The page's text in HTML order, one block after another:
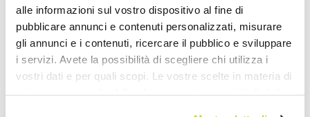
alle informazioni sul vostro dispositivo al fine di
pubblicare annunci e contenuti personalizzati, misurare
gli annunci e i contenuti, ricercare il pubblico e sviluppare
i servizi. Avete la possibilità di scegliere chi utilizza i
vostri dati e per quali scopi. Le vostre scelte in materia di
Ajouter à ma liste d'envies Donnez votre avis
Imprimer